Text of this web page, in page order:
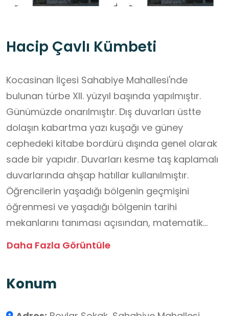
Hacip Çavlı Kümbeti
Kocasinan İlçesi Sahabiye Mahallesi'nde
bulunan türbe XII. yüzyıl başında yapılmıştır.
Günümüzde onarılmıştır. Dış duvarları üstte
dolaşın kabartma yazı kuşağı ve güney
cephedeki kitabe bordürü dışında genel olarak
sade bir yapıdır. Duvarları kesme taş kaplamalı
duvarlarında ahşap hatıllar kullanılmıştır.
Öğrencilerin yaşadığı bölgenin geçmişini
öğrenmesi ve yaşadığı bölgenin tarihi
mekanlarını tanıması açısından, matematik
dersinde geometrik şekil ve geometrik cisimleri
durumlarda okul dışı öğrenme ortamı olarak
Daha Fazla Görüntüle
Konum